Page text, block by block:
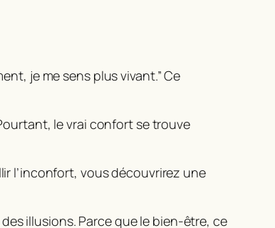
je me sens plus vivant.” Ce
le vrai confort se trouve
l’inconfort, vous découvrirez une
illusions. Parce que le bien-être, ce